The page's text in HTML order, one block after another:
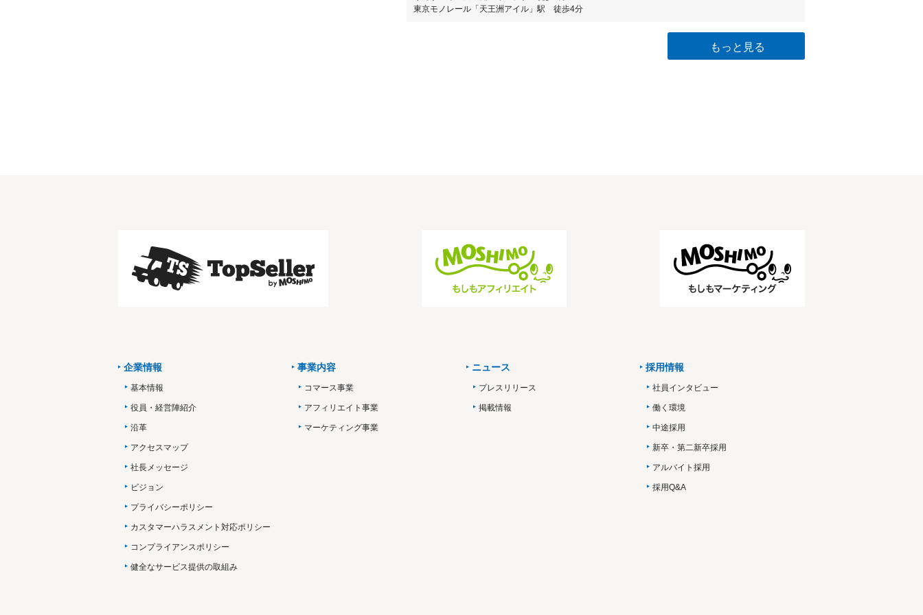
東京モノレール「天王洲アイル」駅 徒歩4分
もっと見る
企業情報
基本情報
役員・経営陣紹介
沿革
アクセスマップ
社長メッセージ
ビジョン
プライバシーポリシー
カスタマーハラスメント対応ポリシー
コンプライアンスポリシー
健全なサービス提供の取組み
事業内容
コマース事業
アフィリエイト事業
マーケティング事業
ニュース
プレスリリース
掲載情報
採用情報
社員インタビュー
働く環境
中途採用
新卒・第二新卒採用
アルバイト採用
採用Q&A